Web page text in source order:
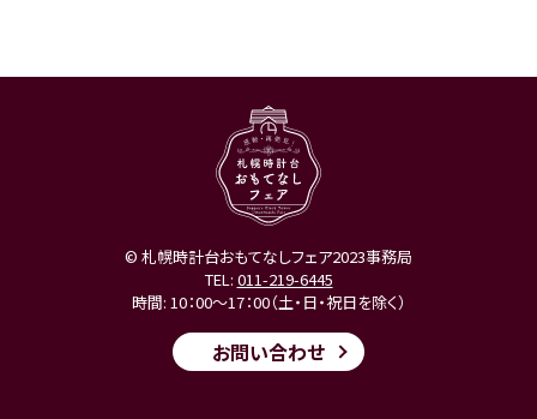
© 札幌時計台おもてなしフェア2023事務局
TEL: 011-219-6445
時間: 10：00～17：00（土・日・祝日を除く）
お問い合わせ